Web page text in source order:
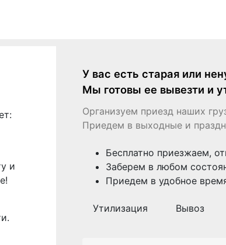
и
У вас есть старая или
Мы готовы ее вывезти и
Организуем приезд наших
Приедем в выходные и
Бесплатно приезжаем,
Заберем в любом
Приедем в удобное
Утилизация Вывоз